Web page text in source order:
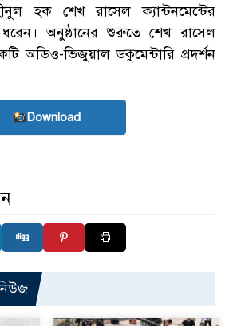
হক শেখ রাসেল ক্যান্টনমেন্টের
অনুষ্ঠানের শুরুতে শেখ রাসেল
অডিও-ভিজুয়াল ডকুমেন্টারি প্রদর্শন
Download